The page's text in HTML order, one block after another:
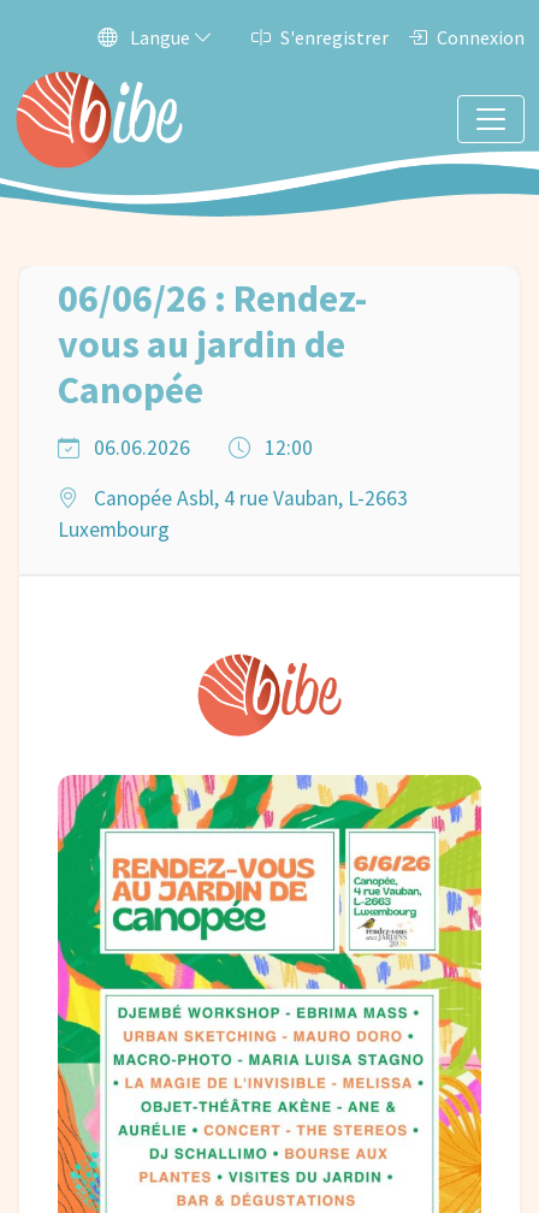
Langue S'enregistrer Connexion
06/06/26 : Rendez-
vous au jardin de
Canopée
06.06.2026
12:00
Canopée Asbl, 4 rue Vauban, L-2663
Luxembourg